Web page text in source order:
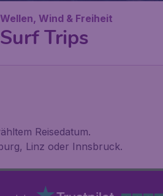
Wellen, Wind & Freiheit
Surf Trips
Reisedatum.
Linz oder Innsbruck.